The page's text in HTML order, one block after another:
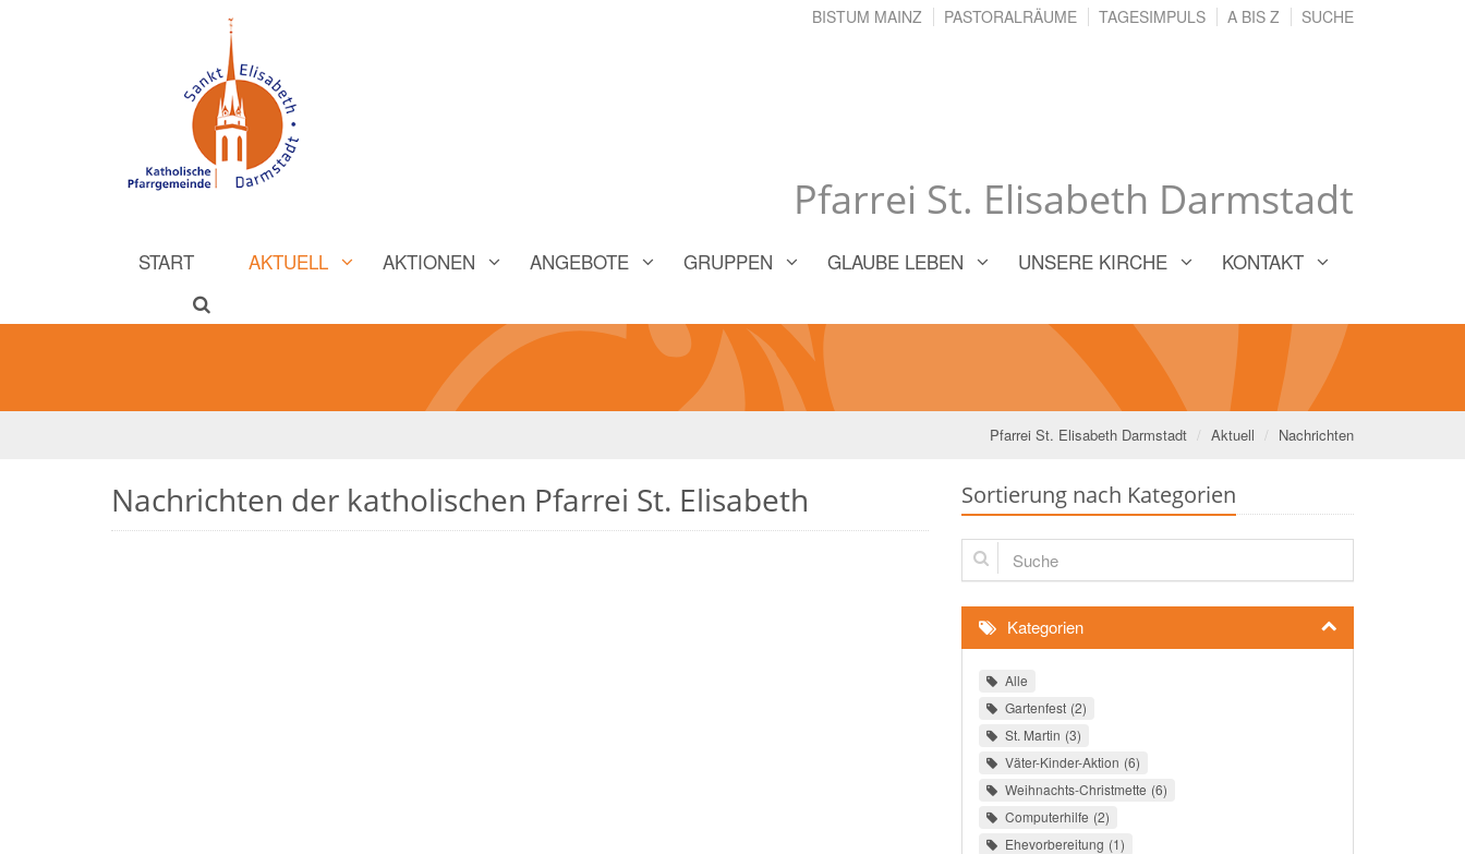
Pfarrei St. Elisabeth Darmstadt
BISTUM MAINZ PASTORALRÄUME TAGESIMPULS A BIS Z SUCHE
START AKTUELL AKTIONEN ANGEBOTE GRUPPEN GLAUBE LEBEN UNSERE KIRCHE KONTAKT
Pfarrei St. Elisabeth Darmstadt Aktuell Nachrichten
Nachrichten der katholischen Pfarrei St. Elisabeth Sortierung nach Kategorien
Suche
Kategorien
Alle
Gartenfest 2
St. Martin 3
Väter-Kinder-Aktion 6
Weihnachts-Christmette 6
Computerhilfe 2
Ehevorbereitung 1